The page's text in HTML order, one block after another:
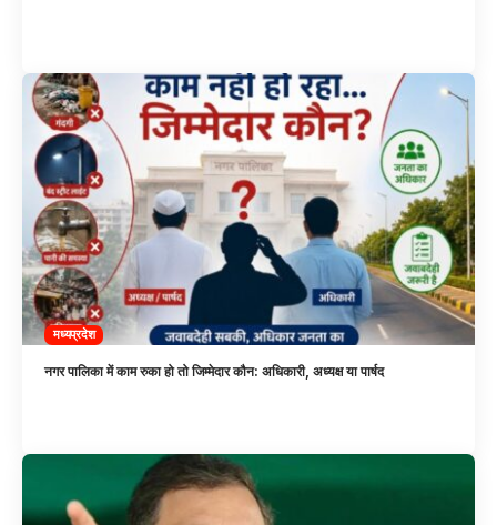
मध्यप्रदेश
नगर पालिका में काम रुका हो तो जिम्मेदार कौन: अधिकारी, अध्यक्ष या पार्षद